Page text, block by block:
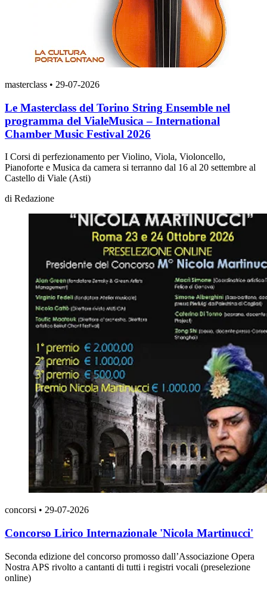
masterclass • 29-07-2026
Le Masterclass del Torino String Ensemble nel
programma del VialeMusica – International
Chamber Music Festival 2026
I Corsi di perfezionamento per Violino, Viola, Violoncello,
Pianoforte e Musica da camera si terranno dal 16 al 20 settembre al
Castello di Viale (Asti)
di Redazione
concorsi • 29-07-2026
Concorso Lirico Internazionale 'Nicola Martinucci'
Seconda edizione del concorso promosso dall’Associazione Opera
Nostra APS rivolto a cantanti di tutti i registri vocali (preselezione
online)